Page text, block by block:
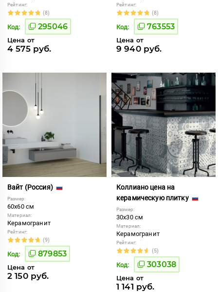
Рейтинг:
(8)
Код: 295046
Цена от
4 575 руб.
Рейтинг:
(8)
Код: 763553
Цена от
9 940 руб.
Вайт (Россия)
Размер:
60x60 см
Материал:
Керамогранит
Рейтинг:
(9)
Код: 879853
Цена от
2 150 руб.
Коллиано цена на
керамическую плитку
Размер:
30x30 см
Материал:
Керамогранит
Рейтинг:
(5)
Код: 303038
Цена от
1 141 руб.